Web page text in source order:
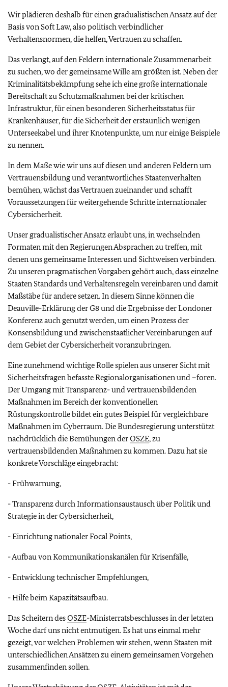
Wir plädieren deshalb für einen gradualistischen Ansatz auf der
Basis von Soft Law, also politisch verbindlicher
Verhaltensnormen, die helfen, Vertrauen zu schaffen.
Das verlangt, auf den Feldern internationale Zusammenarbeit
zu suchen, wo der gemeinsame Wille am größten ist. Neben der
Kriminalitätsbekämpfung sehe ich eine große internationale
Bereitschaft zu Schutzmaßnahmen bei der kritischen
Infrastruktur, für einen besonderen Sicherheitsstatus für
Krankenhäuser, für die Sicherheit der erstaunlich wenigen
Unterseekabel und ihrer Knotenpunkte, um nur einige Beispiele
zu nennen.
In dem Maße wie wir uns auf diesen und anderen Feldern um
Vertrauensbildung und verantwortliches Staatenverhalten
bemühen, wächst das Vertrauen zueinander und schafft
Voraussetzungen für weitergehende Schritte internationaler
Cybersicherheit.
Unser gradualistischer Ansatz erlaubt uns, in wechselnden
Formaten mit den Regierungen Absprachen zu treffen, mit
denen uns gemeinsame Interessen und Sichtweisen verbinden.
Zu unseren pragmatischen Vorgaben gehört auch, dass einzelne
Staaten Standards und Verhaltensregeln vereinbaren und damit
Maßstäbe für andere setzen. In diesem Sinne können die
Deauville-Erklärung der G8 und die Ergebnisse der Londoner
Konferenz auch genutzt werden, um einen Prozess der
Konsensbildung und zwischenstaatlicher Vereinbarungen auf
dem Gebiet der Cybersicherheit voranzubringen.
Eine zunehmend wichtige Rolle spielen aus unserer Sicht mit
Sicherheitsfragen befasste Regionalorganisationen und –foren.
Der Umgang mit Transparenz- und vertrauensbildenden
Maßnahmen im Bereich der konventionellen
Rüstungskontrolle bildet ein gutes Beispiel für vergleichbare
Maßnahmen im Cyberraum. Die Bundesregierung unterstützt
nachdrücklich die Bemühungen derOSZE, zu
vertrauensbildenden Maßnahmen zu kommen. Dazu hat sie
konkrete Vorschläge eingebracht:
- Frühwarnung,
- Transparenz durch Informationsaustausch über Politik und
Strategie in der Cybersicherheit,
- Einrichtung nationaler Focal Points,
- Aufbau von Kommunikationskanälen für Krisenfälle,
- Entwicklung technischer Empfehlungen,
- Hilfe beim Kapazitätsaufbau.
Das Scheitern desOSZE-Ministerratsbeschlusses in der letzten
Woche darf uns nicht entmutigen. Es hat uns einmal mehr
gezeigt, vor welchen Problemen wir stehen, wenn Staaten mit
unterschiedlichen Ansätzen zu einem gemeinsamen Vorgehen
zusammenfinden sollen.